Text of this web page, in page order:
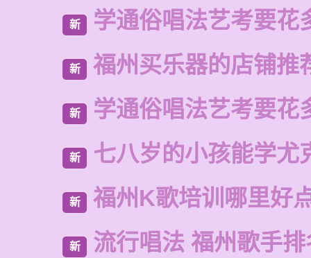
新 学通俗唱法艺考要花
新 福州买乐器的店铺推
新 学通俗唱法艺考要花
新 七八岁的小孩能学尤
新 福州K歌培训哪里好
新 流行唱法 福州歌手